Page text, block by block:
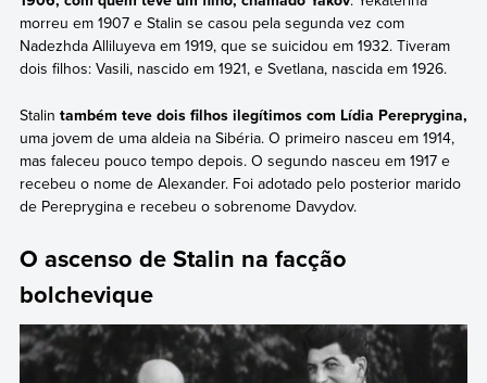
morreu em 1907 e Stalin se casou pela segunda vez com
Nadezhda Alliluyeva em 1919, que se suicidou em 1932. Tiveram
dois filhos: Vasili, nascido em 1921, e Svetlana, nascida em 1926.
Stalin também teve dois filhos ilegítimos com Lídia Pereprygina,
uma jovem de uma aldeia na Sibéria. O primeiro nasceu em 1914,
mas faleceu pouco tempo depois. O segundo nasceu em 1917 e
recebeu o nome de Alexander. Foi adotado pelo posterior marido
de Pereprygina e recebeu o sobrenome Davydov.
O ascenso de Stalin na facção
bolchevique